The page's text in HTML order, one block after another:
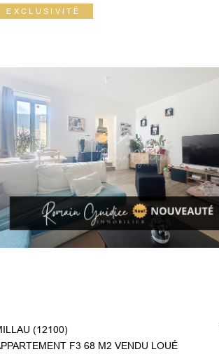
EXCLUSIVITÉ
MILLAU (12100)
F3 68 M2 VENDU LOUÉ